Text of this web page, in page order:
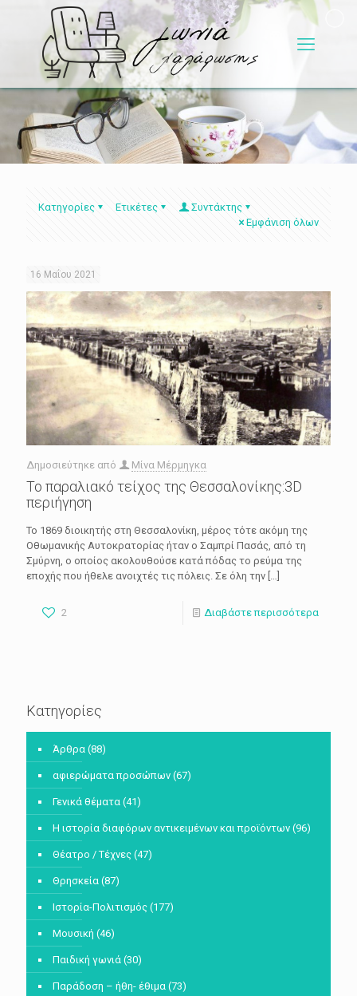
Κατηγορίες Ετικέτες
Συντάκτης
Εμφάνιση όλων
16 Μαΐου 2021
Δημοσιεύτηκε από Μίνα Μέρμηγκα
Το παραλιακό τείχος της Θεσσαλονίκης:3D
περιήγηση
Το 1869 διοικητής στη Θεσσαλονίκη, μέρος τότε ακόμη της
Οθωμανικής Αυτοκρατορίας ήταν ο Σαμπρί Πασάς, από τη
Σμύρνη, ο οποίος ακολουθούσε κατά πόδας το ρεύμα της
εποχής που ήθελε ανοιχτές τις πόλεις. Σε όλη την
2 Διαβάστε περισσότερα
Κατηγορίες
Άρθρα (88)
αφιερώματα προσώπων (67)
Γενικά θέματα (41)
Η ιστορία διαφόρων αντικειμένων και προϊόντων (96)
Θέατρο / Τέχνες (47)
Θρησκεία (87)
Ιστορία-Πολιτισμός (177)
Μουσική (46)
Παιδική γωνιά (30)
Παράδοση – ήθη- έθιμα (73)